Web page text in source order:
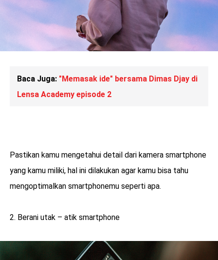
Baca Juga: "Memasak ide" bersama Dimas Djay di
Lensa Academy episode 2
Pastikan kamu mengetahui detail dari kamera smartphone
yang kamu miliki, hal ini dilakukan agar kamu bisa tahu
mengoptimalkan smartphonemu seperti apa.
2. Berani utak – atik smartphone